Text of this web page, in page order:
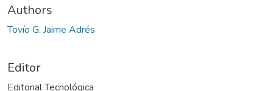
Authors
Tovío G. Jaime Adrés
Editor
Editorial Tecnológica